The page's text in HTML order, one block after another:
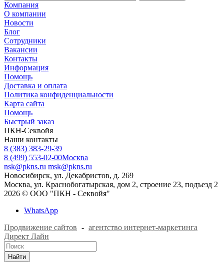
Компания
О компании
Новости
Блог
Сотрудники
Вакансии
Контакты
Информация
Помощь
Доставка и оплата
Политика конфиденциальности
Карта сайта
Помощь
Быстрый заказ
ПКН-Секвойя
Наши контакты
8 (383) 383-29-39
8 (499) 553-02-00Москва
nsk@pkns.ru msk@pkns.ru
Новосибирск, ул. Декабристов, д. 269
Москва, ул. Краснобогатырская, дом 2, строение 23, подъезд 2
2026 © ООО "ПКН - Секвойя"
WhatsApp
Продвижение сайтов - агентство интернет-маркетинга
Директ Лайн
Найти